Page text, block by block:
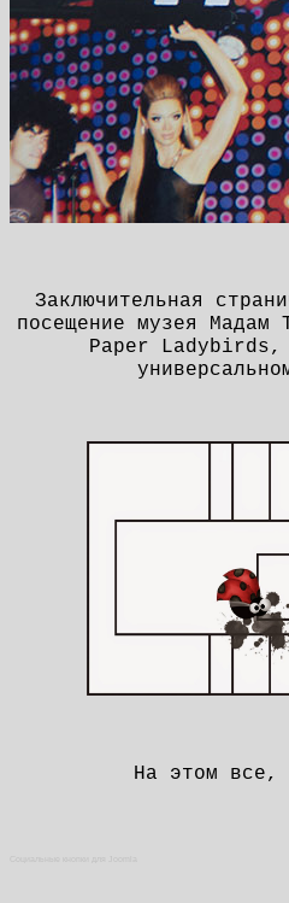
Заключительная
посещение музея Мадам
Paper Ladybirds,
На этом все,